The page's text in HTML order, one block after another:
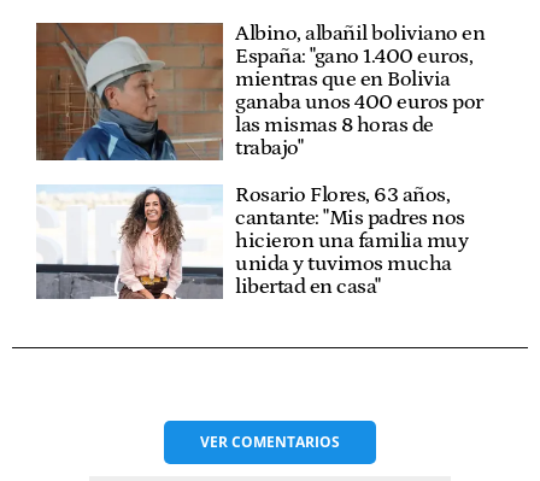
Albino, albañil boliviano en
España: "gano 1.400 euros,
mientras que en Bolivia
ganaba unos 400 euros por
las mismas 8 horas de
trabajo"
Rosario Flores, 63 años,
cantante: "Mis padres nos
hicieron una familia muy
unida y tuvimos mucha
libertad en casa"
VERCOMENTARIOS